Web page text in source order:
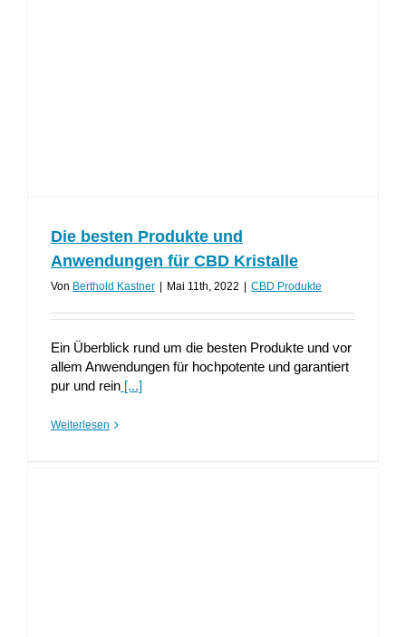
Die besten Produkte und
Anwendungen für CBD Kristalle
Von Berthold Kastner | Mai 11th, 2022 | CBD Produkte
Ein Überblick rund um die besten Produkte und vor
allem Anwendungen für hochpotente und garantiert
pur und rein[...]
Weiterlesen